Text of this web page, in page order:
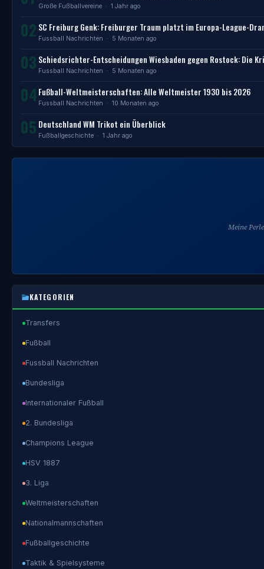
Große Fußballvereine · 1 Jahr ago
02 SC Freiburg Genk: Freiburger Traum platzt im Europa-League-
Fussball Nachrichten · 5 Monaten ago
03 Schiedsrichter-Entscheidungen Wiesbaden gegen Rostock: Die
Fussball Nachrichten · 5 Monaten ago
04 Fußball-Weltmeisterschaften: Alle Weltmeister 1930 bis 2026
Fussball Nachrichten · 10 Monaten ago
05 Deutschland WM Trikot ein Überblick
Fußballgeschichte · 1 Jahr ago
Meine
KATEGORIEN
Transfers
Fußball
Fussball Nachrichten
Bundesliga
Internationaler Fußball
2. Bundesliga
Champions League
HSV 1887
3. Liga
Weltmeisterschaften
Nationalmannschaften
Fußballgeschichte
Taktik & Spielsysteme